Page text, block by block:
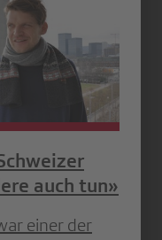
auch tun»
einer der